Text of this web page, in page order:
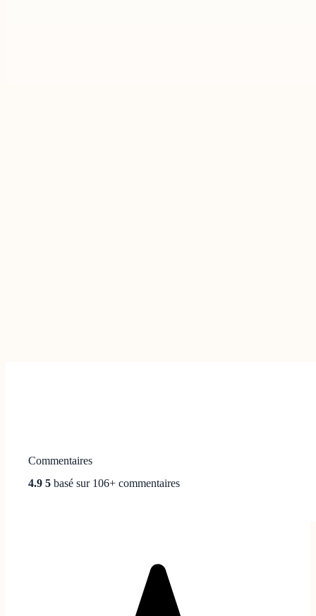
Commentaires
4.9 5 basé sur 106+ commentaires